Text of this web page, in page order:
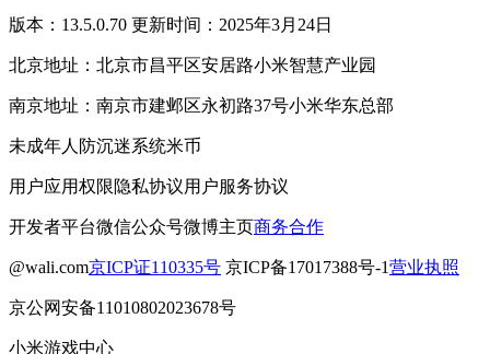
版本：13.5.0.70 更新时间：2025年3月24日
北京地址：北京市昌平区安居路小米智慧产业园
南京地址：南京市建邺区永初路37号小米华东总部
未成年人防沉迷系统米币
用户应用权限隐私协议用户服务协议
开发者平台微信公众号微博主页商务合作
@wali.com京ICP证110335号 京ICP备17017388号-1营业执照
京公网安备11010802023678号
小米游戏中心